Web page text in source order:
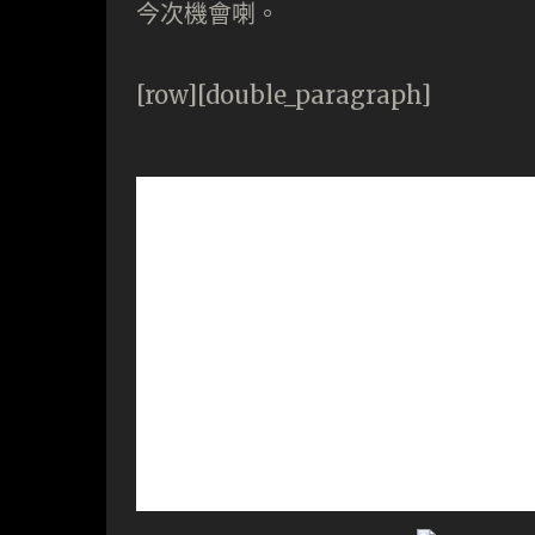
今次機會喇。
[row][double_paragraph]